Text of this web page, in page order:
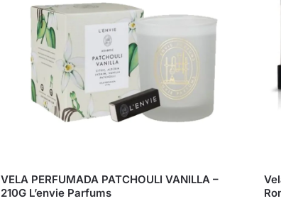
VELA PERFUMADA PATCHOULI VANILLA –
210G L’envie Parfums